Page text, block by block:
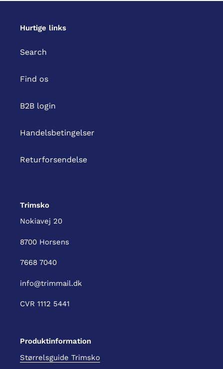
Hurtige links
Search
Find os
B2B login
Handelsbetingelser
Returforsendelse
Trimsko
Nokiavej 20
8700 Horsens
7668 7040
info@trimmail.dk
CVR 1112 5441
Produktinformation
Størrelsguide Trimsko